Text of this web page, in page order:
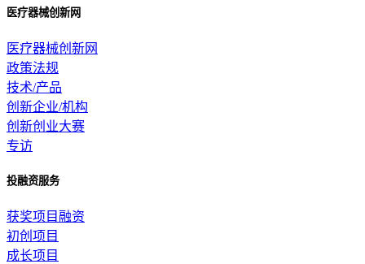
医疗器械创新网
医疗器械创新网
政策法规
技术/产品
创新企业/机构
创新创业大赛
专访
投融资服务
获奖项目融资
初创项目
成长项目